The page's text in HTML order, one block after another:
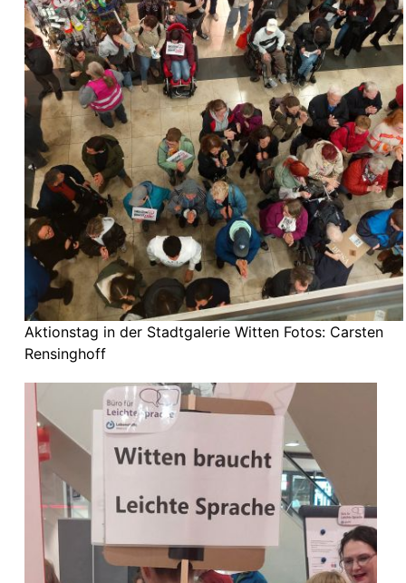
Aktionstag in der Stadtgalerie Witten Fotos: Carsten
Rensinghoff